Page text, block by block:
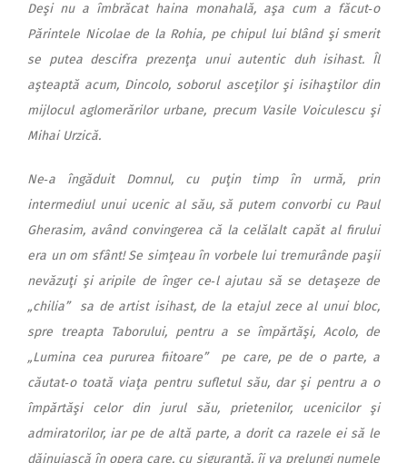
Deşi nu a îmbrăcat haina monahală, aşa cum a făcut‑o
Părintele Nicolae de la Rohia, pe chipul lui blând şi smerit
se putea descifra prezenţa unui autentic duh isihast. Îl
aşteaptă acum, Dincolo, soborul asceţilor şi isihaştilor din
mijlocul aglomerărilor urbane, precum Vasile Voiculescu şi
Mihai Urzică.
Ne‑a îngăduit Domnul, cu puţin timp în urmă, prin
intermediul unui ucenic al său, să putem convorbi cu Paul
Gherasim, având convingerea că la celălalt capăt al firului
era un om sfânt! Se simţeau în vorbele lui tremurânde paşii
nevăzuţi şi aripile de înger ce‑l ajutau să se detaşeze de
„chilia” sa de artist isihast, de la etajul zece al unui bloc,
spre treapta Taborului, pentru a se împărtăşi, Acolo, de
„Lumina cea pururea fiitoare” pe care, pe de o parte, a
căutat‑o toată viaţa pentru sufletul său, dar şi pentru a o
împărtăşi celor din jurul său, prietenilor, ucenicilor şi
admiratorilor, iar pe de altă parte, a dorit ca razele ei să le
dăinuiască în opera care, cu siguranţă, îi va prelungi numele